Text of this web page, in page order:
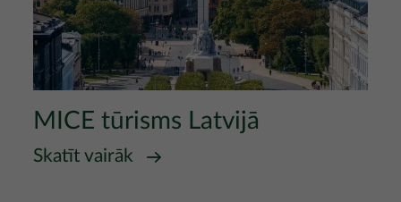
MICE tūrisms Latvijā
Skatīt vairāk